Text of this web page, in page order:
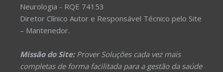
Neurologia - RQE 74153
Diretor Clínico Autor e Responsável Técnico pelo Site
– Mantenedor.
Missão do Site:Prover Soluções cada vez mais
completas de forma facilitada para a gestão da saúde